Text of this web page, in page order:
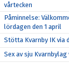
vårtecken
Påminnelse:
lördagen den 1 april
Stötta Kvarnby IK via
Sex av sju